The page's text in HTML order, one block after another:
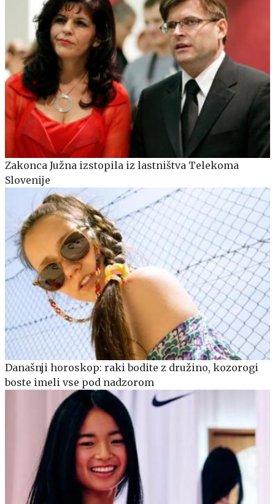
Zakonca Južna izstopila iz lastništva Telekoma
Slovenije
Današnji horoskop: raki bodite z družino, kozorogi
boste imeli vse pod nadzorom